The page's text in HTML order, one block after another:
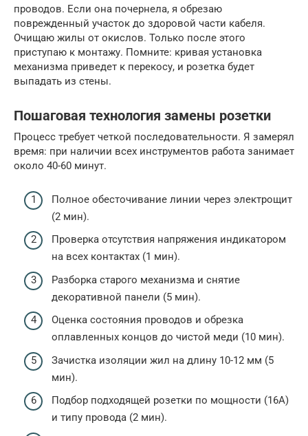
проводов. Если она почернела, я обрезаю
поврежденный участок до здоровой части кабеля.
Очищаю жилы от окислов. Только после этого
приступаю к монтажу. Помните: кривая установка
механизма приведет к перекосу, и розетка будет
выпадать из стены.
Пошаговая технология замены розетки
Процесс требует четкой последовательности. Я замерял
время: при наличии всех инструментов работа занимает
около 40-60 минут.
Полное обесточивание линии через электрощит
(2 мин).
Проверка отсутствия напряжения индикатором
на всех контактах (1 мин).
Разборка старого механизма и снятие
декоративной панели (5 мин).
Оценка состояния проводов и обрезка
оплавленных концов до чистой меди (10 мин).
Зачистка изоляции жил на длину 10-12 мм (5
мин).
Подбор подходящей розетки по мощности (16А)
и типу провода (2 мин).